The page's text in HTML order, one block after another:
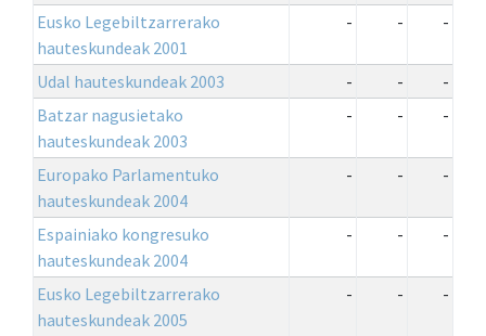
Eusko Legebiltzarrerako
hauteskundeak 2001
- - -
Udal hauteskundeak 2003 - -
-
Batzar nagusietako
hauteskundeak 2003
- - -
Europako Parlamentuko
hauteskundeak 2004
- - -
Espainiako kongresuko
hauteskundeak 2004
- - -
Eusko Legebiltzarrerako
hauteskundeak 2005
- - -